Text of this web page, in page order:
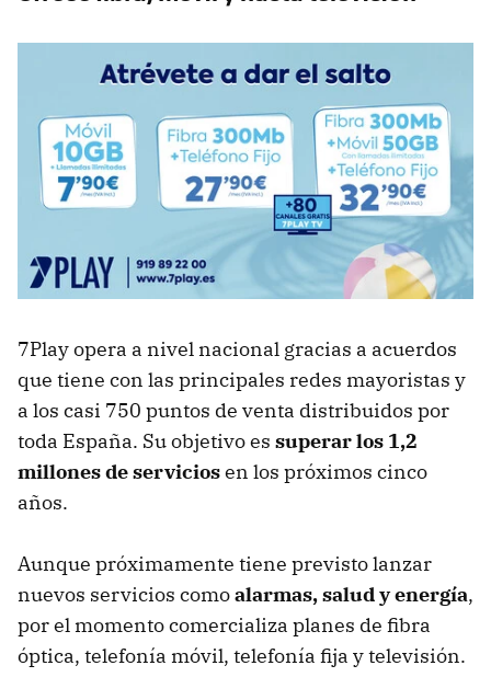
7Play opera a nivel nacional gracias a acuerdos
que tiene con las principales redes mayoristas y
a los casi 750 puntos de venta distribuidos por
toda España. Su objetivo es superar los 1,2
millones de serviciosen los próximos cinco
años.
Aunque próximamente tiene previsto lanzar
nuevos servicios comoalarmas, salud y energía,
por el momento comercializa planes de fibra
óptica, telefonía móvil, telefonía fija y televisión.